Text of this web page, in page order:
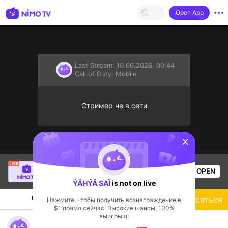
Open App
Last Stream: 10.06.2026, 00:44
Call of Duty: Mobile
Стример не в сети
SBTC ShinV
is live!
Views OPEN
Чат Стример
Welcome to everbody❤️ streaming
Подписаться
sentinelStart
ÝÄHÝÄ SAÏis not on live
Нажмите, чтобы получить вознаграждение в
$1 прямо сейчас! Высокие шансы, 100%
выигрыш!